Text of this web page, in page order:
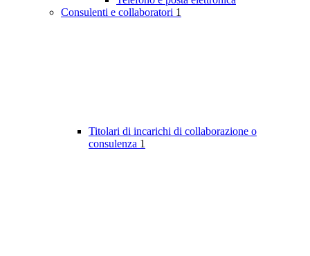
Consulenti e collaboratori 1
Titolari di incarichi di collaborazione o
consulenza 1